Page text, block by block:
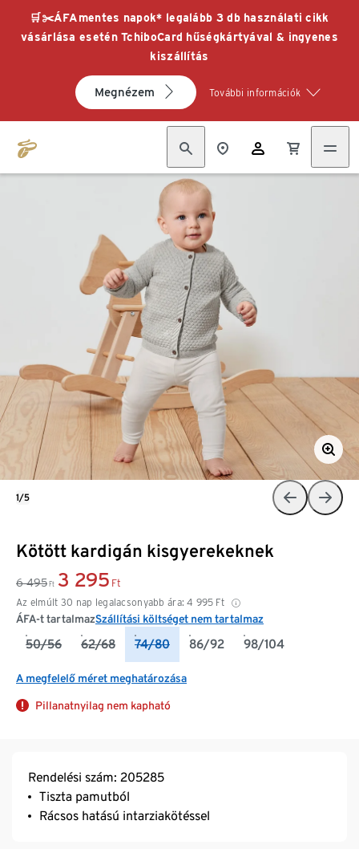
🛒✂️ÁFAmentes napok* legalább 3 db használati cikk
vásárlása esetén TchiboCard hűségkártyával & ingyenes
kiszállítás
Megnézem További információk
Kötött kardigán kisgyerekeknek
6 495 Ft 3 295 Ft
Az elmúlt 30 nap legalacsonyabb ára: 4 995 Ft
ÁFA-t tartalmazSzállítási költséget nem tartalmaz
50/56 62/68 74/80 86/92 98/104
A megfelelő méret meghatározása
Pillanatnyilag nem kapható
1/5
Rendelési szám: 205285
Tiszta pamutból
Rácsos hatású intarziakötéssel